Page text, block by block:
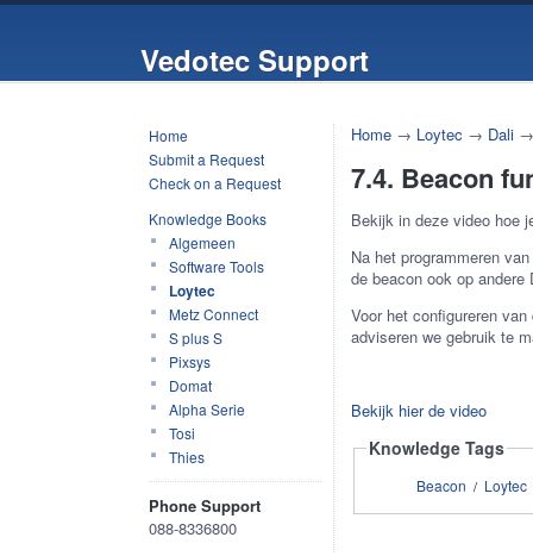
Vedotec Support
Home
Submit a Request
Check on a Request
Knowledge Books
Algemeen
Software Tools
Loytec
Metz Connect
S plus S
Pixsys
Domat
Alpha Serie
Tosi
Thies
Phone Support
088-8336800
Home → Loytec → Dali
7.4. Beacon
Bekijk in deze video hoe
Na het programmeren
de beacon ook op
Voor het configureren
adviseren we gebruik te
Bekijk hier de video
Knowledge Tags
Beacon / Loytec